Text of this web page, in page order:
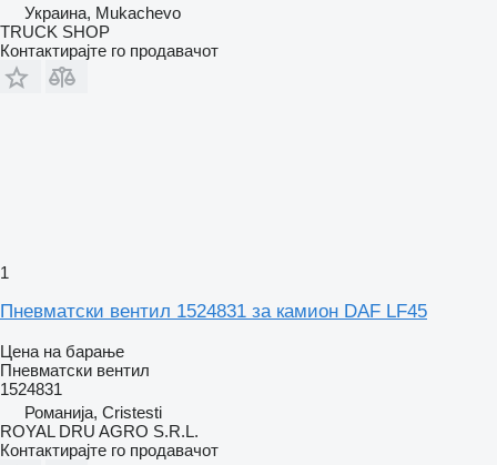
Украина, Mukachevo
TRUCK SHOP
Контактирајте го продавачот
1
Пневматски вентил 1524831 за камион DAF LF45
Цена на барање
Пневматски вентил
1524831
Романија, Cristesti
ROYAL DRU AGRO S.R.L.
Контактирајте го продавачот